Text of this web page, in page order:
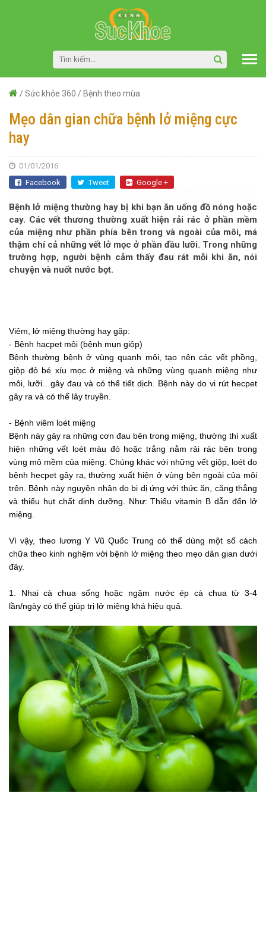
/Sức khỏe 360 / Bệnh theo mùa
Mẹo dân gian chữa bệnh lở miệng cực
hay
01/01/2016
Facebook
Tweet Google +
Bệnh lở miệng thường hay bị khi bạn ăn uống đồ nóng hoặc
cay. Các vết thương thường xuất hiện rải rác ở phần mềm
của miệng như phần phía bên trong và ngoài của môi, má
thậm chí cả những vết lở mọc ở phần đầu lưỡi. Trong những
trường hợp, người bệnh cảm thấy đau rát mỗi khi ăn, nói
chuyện và nuốt nước bọt.
Viêm, lở miệng thường hay gặp:
- Bệnh hacpet môi (bệnh mụn giộp)
Bệnh thường bệnh ở vùng quanh môi, tạo nên các vết phồng,
giộp đỏ bé xíu mọc ở miệng và những vùng quanh miệng như
môi, lưỡi…gây đau và có thể tiết dịch. Bệnh này do vi rút hecpet
gây ra và có thể lây truyền.
- Bệnh viêm loét miệng
Bệnh này gây ra những cơn đau bên trong miệng, thường thì xuất
hiện những vết loét màu đỏ hoặc trắng nằm rải rác bên trong
vùng mô mềm của miệng. Chúng khác với những vết giộp, loét do
bệnh hecpet gây ra, thường xuất hiện ở vùng bên ngoài của môi
trên. Bệnh này nguyên nhân do bị dị ứng với thức ăn, căng thẳng
và thiếu hụt chất dinh dưỡng. Như: Thiếu vitamin B dẫn đến lở
miệng.
Vì vậy, theo lương Y Vũ Quốc Trung có thể dùng một số cách
chữa theo kinh nghệm với bệnh lở miệng theo mẹo dân gian dưới
đây.
1. Nhai cà chua sống hoặc ngậm nước ép cà chua từ 3-4
lần/ngày có thể giúp trị lở miệng khá hiệu quả.